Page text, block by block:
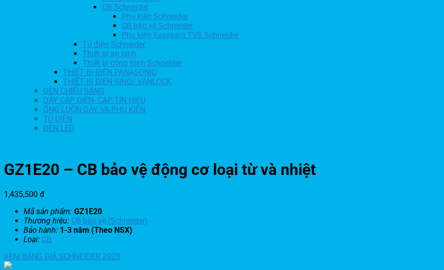
CB Schneider
Phụ kiện Schneider
CB bảo vệ Schneider
Phụ kiện Easypact TVS Schneider
Tủ điện Schneider
Thiết bị an ninh
Thiết bị công trình Schneider
THIẾT BỊ ĐIỆN PANASONIC
THIẾT BỊ ĐIỆN SINO/ VANLOCK
ĐÈN CHIẾU SÁNG
DÂY CÁP ĐIỆN- CÁP TÍN HIỆU
ỐNG LUỒN DÂY VÀ PHỤ KIỆN
TỦ ĐIỆN
ĐÈN LED
GZ1E20 – CB bảo vệ động cơ loại từ và nhiệt
1,435,500 đ
Mã sản phẩm: GZ1E20
Thương hiệu: CB bảo vệ (Schneider)
Bảo hành: 1-3 năm (Theo NSX)
Loại: CB
XEM BẢNG GIÁ SCHNEIDER 2023